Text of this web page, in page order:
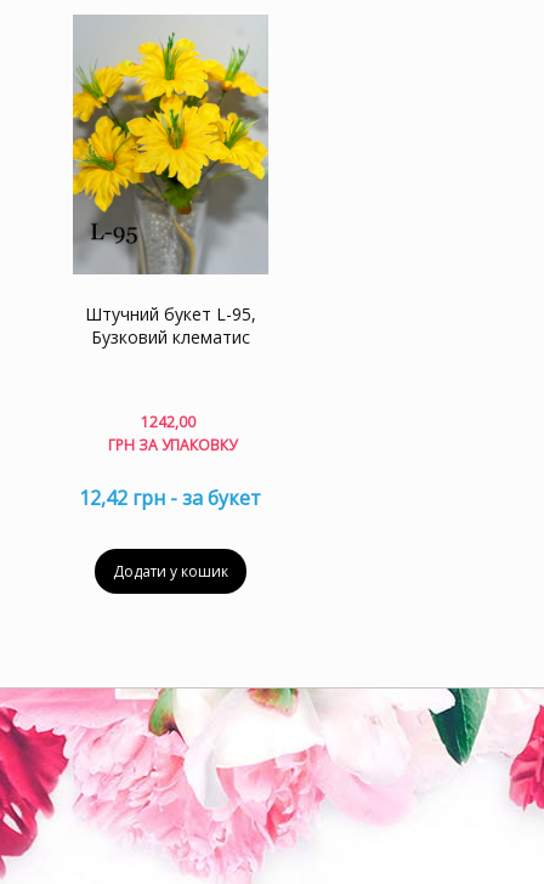
Штучний букет L-95,
Бузковий клематис
1242,00
ГРН ЗА УПАКОВКУ
12,42 грн - за букет
Додати у кошик